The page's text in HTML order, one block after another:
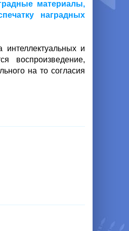
материалы,
наградных
интеллектуальных и
воспроизведение,
на то согласия